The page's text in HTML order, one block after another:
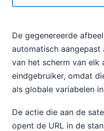
De gegenereerde
automatisch
van het scherm van elk
eindgebruiker, omdat
als globale variabelen
De actie die aan de
opent de URL in de